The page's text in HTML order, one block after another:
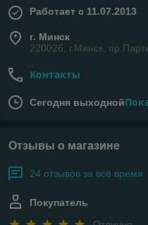
Работает с 11.07.2013
г. Минск
220026, г.Минск,
Контакты
Сегодня выходной
Отзывы о магазине
24 отзывов за всё время
Покупатель